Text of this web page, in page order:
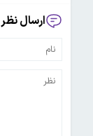
ارسال نظر